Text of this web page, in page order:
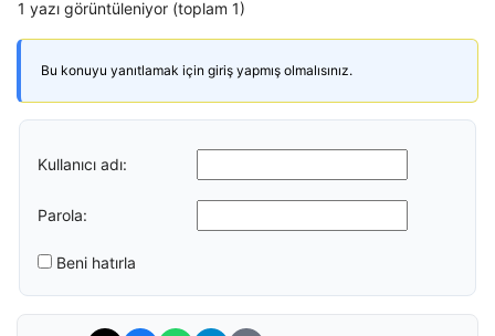
1 yazı görüntüleniyor (toplam 1)
Bu konuyu yanıtlamak için giriş yapmış olmalısınız.
Kullanıcı adı:
Parola:
Beni hatırla